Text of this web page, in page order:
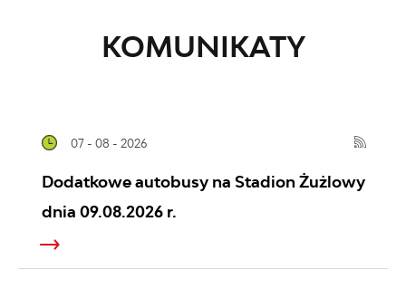
KOMUNIKATY
07 - 08 - 2026
Dodatkowe autobusy na Stadion Żużlowy
dnia 09.08.2026 r.